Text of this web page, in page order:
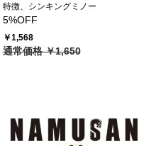
特徴、シンキングミノー
5%OFF
￥1,568
通常価格 ￥1,650